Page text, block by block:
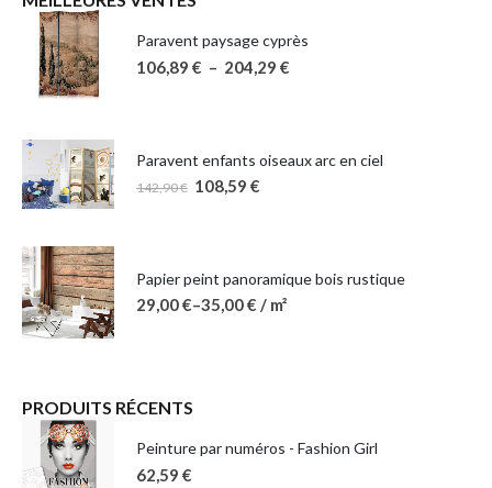
Paravent paysage cyprès
106,89 € – 204,29 €
Paravent enfants oiseaux arc en ciel
142,90€ 108,59 €
Papier peint panoramique bois rustique
29,00€–35,00€ / m²
PRODUITS RÉCENTS
Peinture par numéros - Fashion Girl
62,59 €